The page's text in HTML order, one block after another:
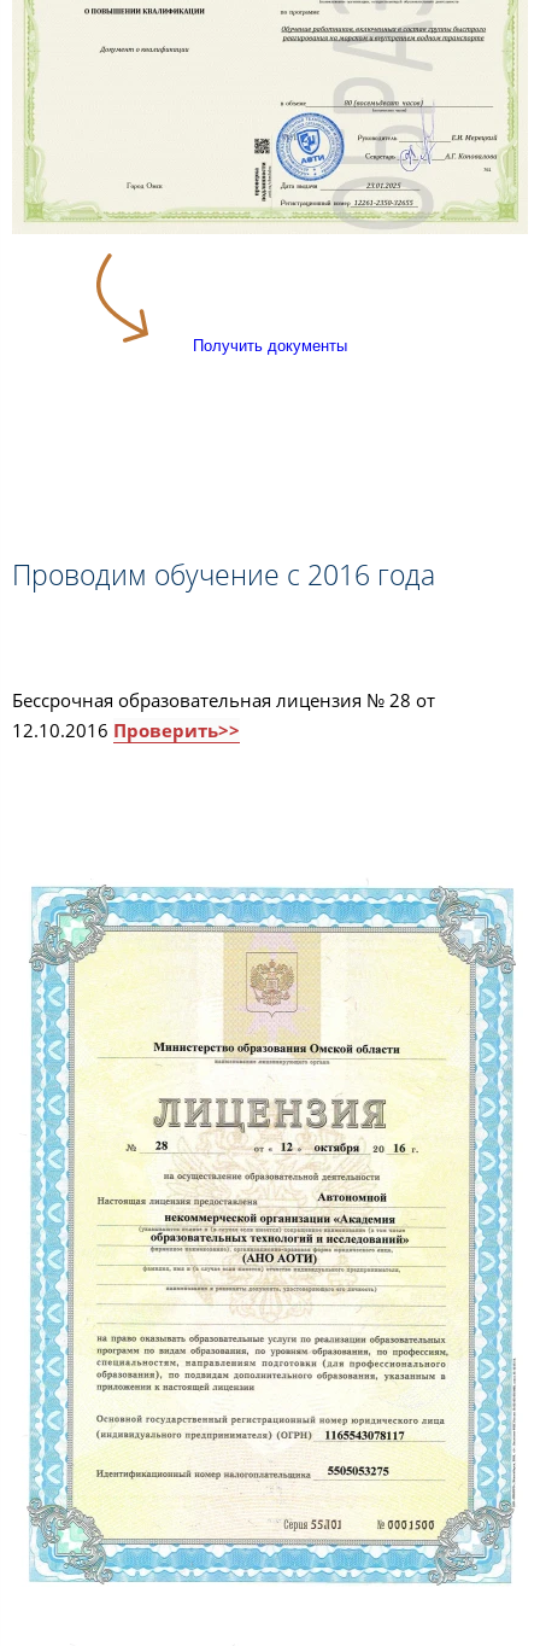
Получить документы
Проводим обучение с 2016 года
Бессрочная образовательная лицензия № 28 от
12.10.2016 Проверить>>